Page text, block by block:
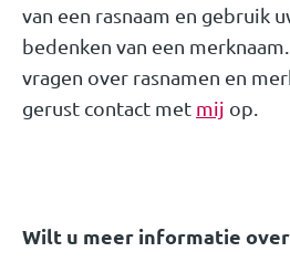
van een rasnaam en gebruik
bedenken van een
vragen over rasnamen en
gerust contact met mij op.
Wilt u meer informatie